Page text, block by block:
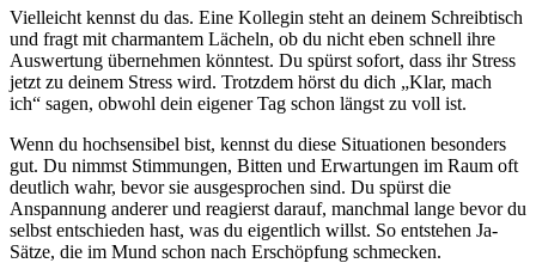
Vielleicht kennst du das. Eine Kollegin steht an deinem Schreibtisch
und fragt mit charmantem Lächeln, ob du nicht eben schnell ihre
Auswertung übernehmen könntest. Du spürst sofort, dass ihr Stress
jetzt zu deinem Stress wird. Trotzdem hörst du dich „Klar, mach
ich“ sagen, obwohl dein eigener Tag schon längst zu voll ist.
Wenn du hochsensibel bist, kennst du diese Situationen besonders
gut. Du nimmst Stimmungen, Bitten und Erwartungen im Raum oft
deutlich wahr, bevor sie ausgesprochen sind. Du spürst die
Anspannung anderer und reagierst darauf, manchmal lange bevor du
selbst entschieden hast, was du eigentlich willst. So entstehen Ja-
Sätze, die im Mund schon nach Erschöpfung schmecken.